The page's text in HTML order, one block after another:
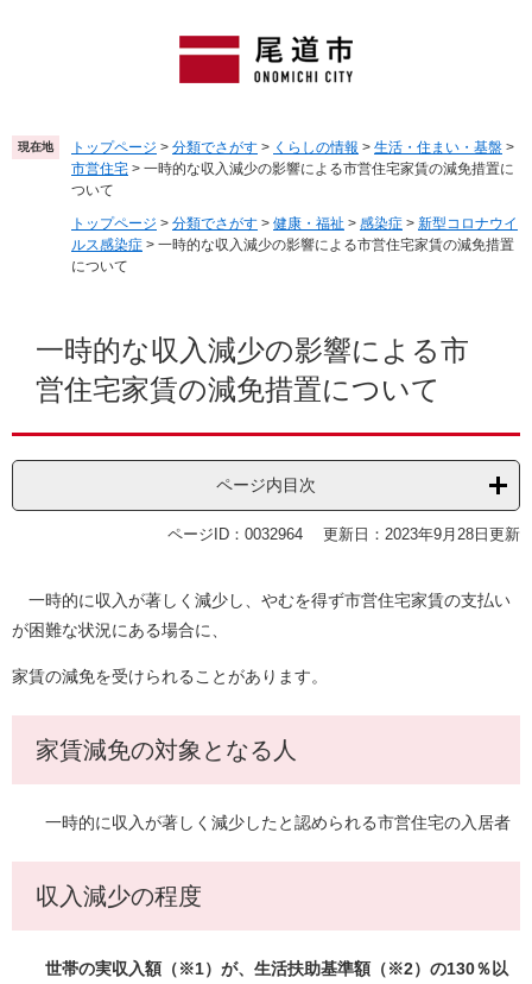
頭
で
飛
ば
現在地 トップページ > 分類でさがす > くらしの情報 > 生活・住まい・基盤 >
市営住宅 > 一時的な収入減少の影響による市営住宅家賃の減免措置に
ついて
トップページ > 分類でさがす > 健康・福祉 > 感染症 > 新型コロナウイ
ルス感染症 > 一時的な収入減少の影響による市営住宅家賃の減免措置
について
一時的な収入減少の影響による市
営住宅家賃の減免措置について
ページ内目次
ページID：0032964 更新日：2023年9月28日更新
一時的に収入が著しく減少し、やむを得ず市営住宅家賃の支払い
が困難な状況にある場合に、
家賃の減免を受けられることがあります。
家賃減免の対象となる人
一時的に収入が著しく減少したと認められる市営住宅の入居者
収入減少の程度
世帯の実収入額（※1）が、生活扶助基準額（※2）の130％以